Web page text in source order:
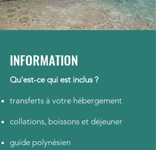
INFORMATION
Qu'est-ce qui est inclus ?
transferts à votre hébergement
collations, boissons et déjeuner
guide polynésien